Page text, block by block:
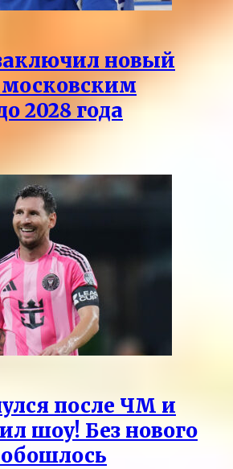
новый
московским
2028 года
после ЧМ и
шоу! Без нового